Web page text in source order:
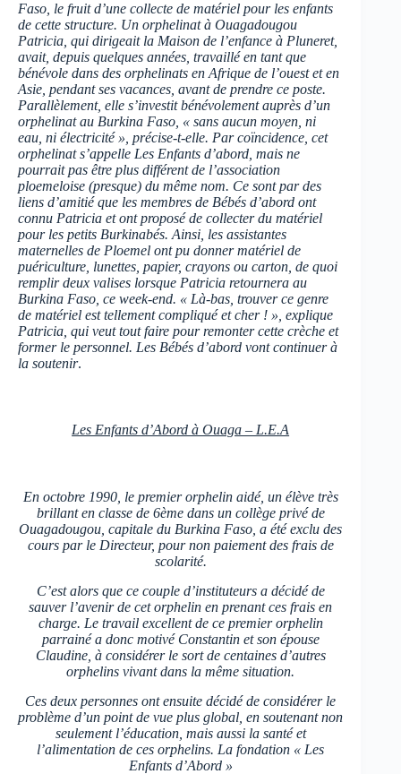
Faso, le fruit d’une collecte de matériel pour les enfants
de cette structure. Un orphelinat à Ouagadougou
Patricia, qui dirigeait la Maison de l’enfance à Pluneret,
avait, depuis quelques années, travaillé en tant que
bénévole dans des orphelinats en Afrique de l’ouest et en
Asie, pendant ses vacances, avant de prendre ce poste.
Parallèlement, elle s’investit bénévolement auprès d’un
orphelinat au Burkina Faso, « sans aucun moyen, ni
eau, ni électricité », précise-t-elle. Par coïncidence, cet
orphelinat s’appelle Les Enfants d’abord, mais ne
pourrait pas être plus différent de l’association
ploemeloise (presque) du même nom. Ce sont par des
liens d’amitié que les membres de Bébés d’abord ont
connu Patricia et ont proposé de collecter du matériel
pour les petits Burkinabés. Ainsi, les assistantes
maternelles de Ploemel ont pu donner matériel de
puériculture, lunettes, papier, crayons ou carton, de quoi
remplir deux valises lorsque Patricia retournera au
Burkina Faso, ce week-end. « Là-bas, trouver ce genre
de matériel est tellement compliqué et cher ! », explique
Patricia, qui veut tout faire pour remonter cette crèche et
former le personnel. Les Bébés d’abord vont continuer à
la soutenir.
Les Enfants d’Abord à Ouaga – L.E.A
En octobre 1990, le premier orphelin aidé, un élève très
brillant en classe de 6ème dans un collège privé de
Ouagadougou, capitale du Burkina Faso, a été exclu des
cours par le Directeur, pour non paiement des frais de
scolarité.
C’est alors que ce couple d’instituteurs a décidé de
sauver l’avenir de cet orphelin en prenant ces frais en
charge. Le travail excellent de ce premier orphelin
parrainé a donc motivé Constantin et son épouse
Claudine, à considérer le sort de centaines d’autres
orphelins vivant dans la même situation.
Ces deux personnes ont ensuite décidé de considérer le
problème d’un point de vue plus global, en soutenant non
seulement l’éducation, mais aussi la santé et
l’alimentation de ces orphelins. La fondation « Les
Enfants d’Abord »